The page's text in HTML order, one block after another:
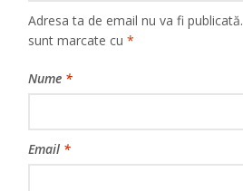
Adresa ta de email nu va fi publicată.
sunt marcate cu*
Nume *
Email *